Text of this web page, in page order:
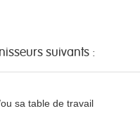
suivants :
sa table de travail